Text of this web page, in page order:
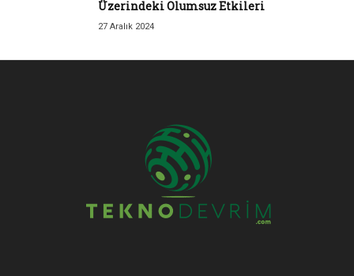
Üzerindeki Olumsuz Etkileri
27 Aralık 2024